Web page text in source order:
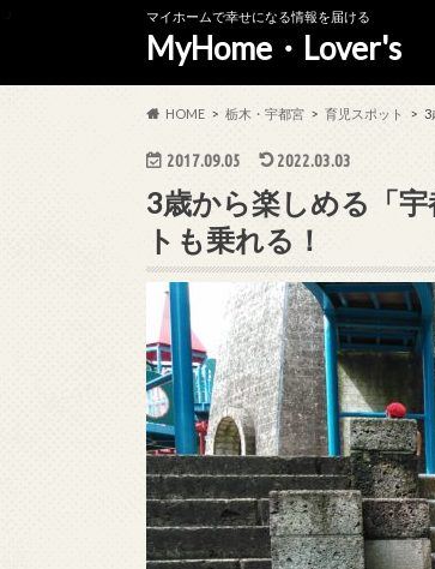
マイホームで幸せになる情報を届ける
MyHome・Lover's
HOME 栃木・宇都宮 育児スポット 3
2017.09.05 2022.03.03
3歳から楽しめる「
トも乗れる！